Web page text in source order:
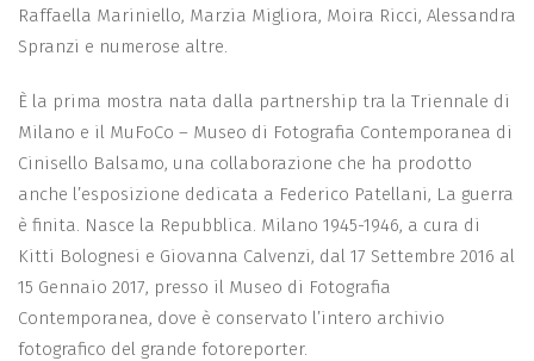
Raffaella Mariniello, Marzia Migliora, Moira Ricci, Alessandra
Spranzi e numerose altre.
È la prima mostra nata dalla partnership tra la Triennale di
Milano e il MuFoCo – Museo di Fotografia Contemporanea di
Cinisello Balsamo, una collaborazione che ha prodotto
anche l’esposizione dedicata a Federico Patellani, La guerra
è finita. Nasce la Repubblica. Milano 1945-1946, a cura di
Kitti Bolognesi e Giovanna Calvenzi, dal 17 Settembre 2016 al
15 Gennaio 2017, presso il Museo di Fotografia
Contemporanea, dove è conservato l’intero archivio
fotografico del grande fotoreporter.